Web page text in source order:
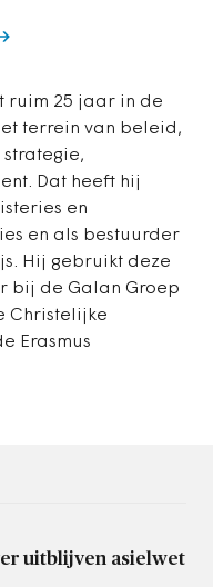
ruim 25 jaar in de
terrein van beleid,
strategie,
Dat heeft hij
en
en als bestuurder
Hij gebruikt deze
bij de Galan Groep
Christelijke
Erasmus
uitblijven asielwet